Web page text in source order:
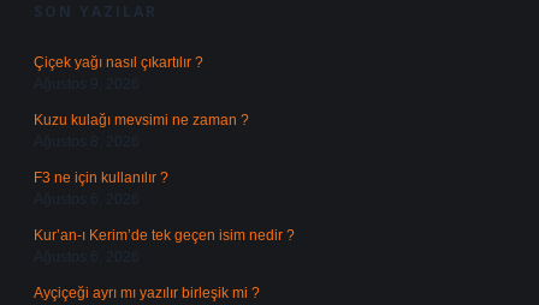
SON YAZILAR
Çiçek yağı nasıl çıkartılır ?
Ağustos 9, 2026
Kuzu kulağı mevsimi ne zaman ?
Ağustos 8, 2026
F3 ne için kullanılır ?
Ağustos 6, 2026
Kur’an-ı Kerim’de tek geçen isim nedir ?
Ağustos 6, 2026
Ayçiçeği ayrı mı yazılır birleşik mi ?